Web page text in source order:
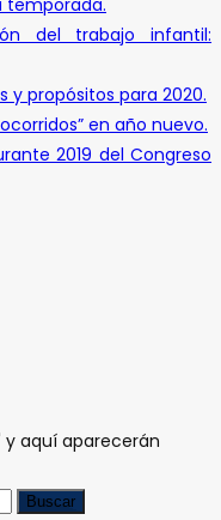
del trabajo infantil:
y propósitos para 2020.
en año nuevo.
2019 del Congreso
y aquí aparecerán